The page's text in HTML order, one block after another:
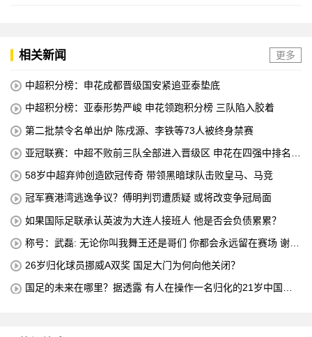
相关新闻 更多
中超积分榜：申花成都晋级国安紧追亚泰垫底
中超积分榜：亚泰形势严峻 申花领跑积分榜 三队陷入胶着
第二批禁令名单出炉 陈戌源、李铁等73人被终身禁赛
亚冠联赛：中超不败前三队全部进入晋级区 申花在四强中排名第
58岁中超弃帅创造欧冠传奇 带领黑暗球队击败皇马、马竞
冠军赛港湾逃逸争议？傅明判罚遭质疑 或将改变争冠局面
如果国际足联承认英波为大连人接班人 他是否会负债累累？
称号：武磊: 无论你叫我舞王还是哥们 你都会永远留在赛场 谢谢
26岁归化球员挪威A双奖 国足大门为何向他关闭？
国足的未来在哪里？据透露 有人在操作一名归化的21岁中国中